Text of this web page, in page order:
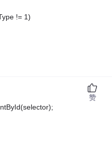
!= 1)
赞